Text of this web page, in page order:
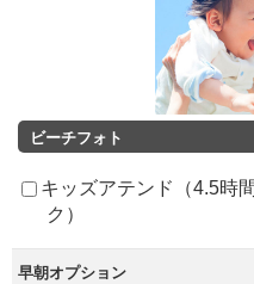
ビーチフォト
キッズアテンド（4.5時
ク）
早朝オプション